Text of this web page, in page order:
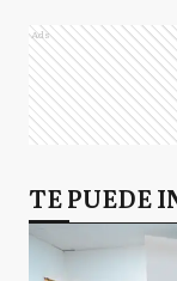
Ads
TE PUEDE